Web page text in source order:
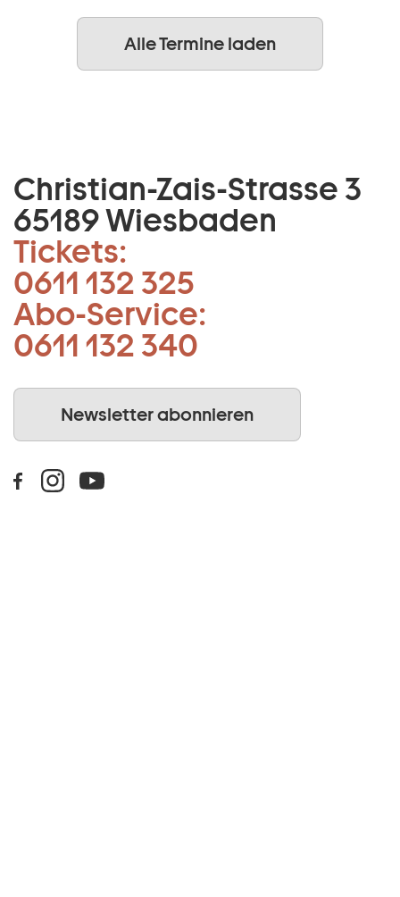
Alle Termine laden
Christian-Zais-Strasse 3
65189 Wiesbaden
Tickets:
0611 132 325
Abo-Service:
0611 132 340
Newsletter abonnieren